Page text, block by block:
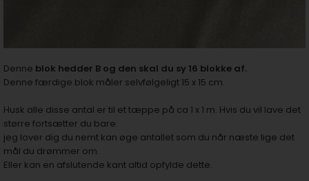
Denne blok hedder B og den skal du sy 16 blokke af.
Denne færdige blok måler selvfølgeligt 15 x 15 cm.
Husk alle disse antal er til et tæppe på ca 1 x 1 m. Hvis du vil lave det
større fortsætter du bare.
jeg lover dig du nemt kan øge antallet som du når næste lige det
mål du drømmer om.
Eller kan en afslutende kant altid opfylde dette.